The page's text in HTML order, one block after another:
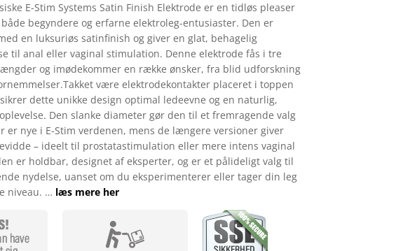
E-Stim Systems Satin Finish Elektrode er en tidløs pleaser
begyndere og erfarne elektroleg-entusiaster. Den er
en luksuriøs satinfinish og giver en glat, behagelig
til anal eller vaginal stimulation. Denne elektrode fås i tre
og imødekommer en række ønsker, fra blid udforskning
være elektrodekontakter placeret i toppen
dette unikke design optimal ledeevne og en naturlig,
Den slanke diameter gør den til et fremragende valg
er nye i E-Stim verdenen, mens de længere versioner giver
– ideelt til prostatastimulation eller mere intens vaginal
er holdbar, designet af eksperter, og er et pålideligt valg til
nydelse, uanset om du eksperimenterer eller tager din leg
niveau. … læs mere her